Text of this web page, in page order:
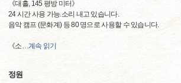
《대홀, 145 평방 미터》
24 시간 사용 가능.소리 내고 있습니다.
음악 캠프 (문화계) 등 80 명으로 사용할 수 있습니다.
《소…계속 읽기
정원